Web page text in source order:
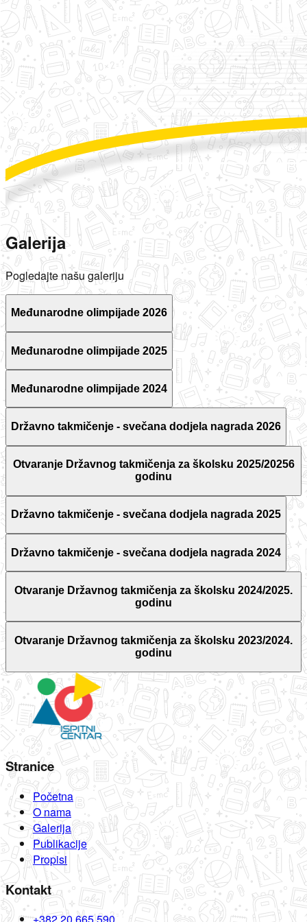
Galerija
Pogledajte našu galeriju
Međunarodne olimpijade 2026
Međunarodne olimpijade 2025
Međunarodne olimpijade 2024
Državno takmičenje - svečana dodjela nagrada 2026
Otvaranje Državnog takmičenja za školsku 2025/20256
godinu
Državno takmičenje - svečana dodjela nagrada 2025
Državno takmičenje - svečana dodjela nagrada 2024
Otvaranje Državnog takmičenja za školsku 2024/2025.
godinu
Otvaranje Državnog takmičenja za školsku 2023/2024.
godinu
Stranice
Početna
O nama
Galerija
Publikacije
Propisi
Kontakt